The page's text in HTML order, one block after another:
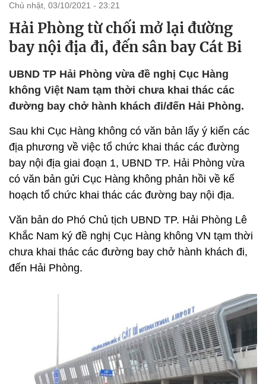
chủ nhật, 03/10/2021 - 23:21
Hải Phòng từ chối mở lại đường
bay nội địa đi, đến sân bay Cát Bi
UBND TP Hải Phòng vừa đề nghị Cục Hàng
không Việt Nam tạm thời chưa khai thác các
đường bay chở hành khách đi/đến Hải Phòng.
Sau khi Cục Hàng không có văn bản lấy ý kiến các
địa phương về việc tổ chức khai thác các đường
bay nội địa giai đoạn 1, UBND TP. Hải Phòng vừa
có văn bản gửi Cục Hàng không phản hồi về kế
hoạch tổ chức khai thác các đường bay nội địa.
Văn bản do Phó Chủ tịch UBND TP. Hải Phòng Lê
Khắc Nam ký đề nghị Cục Hàng không VN tạm thời
chưa khai thác các đường bay chở hành khách đi,
đến Hải Phòng.